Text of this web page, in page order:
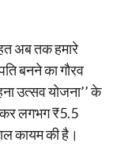
अब तक हमारे
बनने का गौरव
उत्सव योजना’’ के
लगभग ₹5.5
कायम की है।